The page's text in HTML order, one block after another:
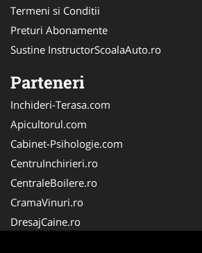
Termeni si Conditii
Preturi Abonamente
Sustine InstructorScoalaAuto.ro
Parteneri
Inchideri-Terasa.com
Apicultorul.com
Cabinet-Psihologie.com
CentruInchirieri.ro
CentraleBoilere.ro
CramaVinuri.ro
DresajCaine.ro